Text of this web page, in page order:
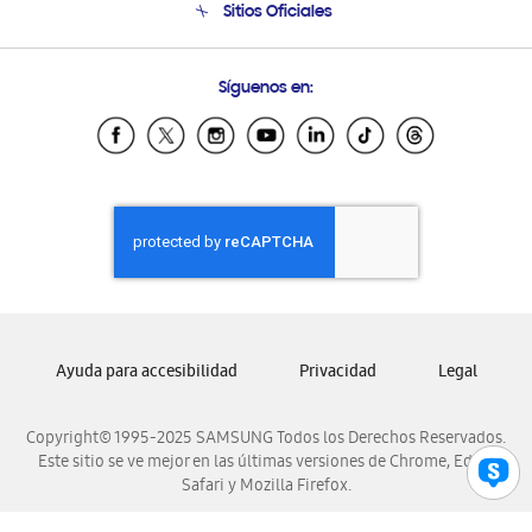
Seguimiento de tu pedido
Soporte vía eMail
Sitios Oficiales
Samsung Ecuador
Samsung El Salvador
Samsung Honduras
Samsung Nicaragua
Samsung Panamá
Samsung Venezuela
Síguenos en:
Copyright© 1995-2025 SAMSUNG Todos los Derechos Reservados.
Este sitio se ve mejor en las últimas versiones de Chrome, Edge,
Safari y Mozilla Firefox.
Ayuda para accesibilidad Privacidad Legal